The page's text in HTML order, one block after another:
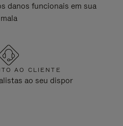
danos funcionais em sua
mala
AO CLIENTE
ao seu dispor